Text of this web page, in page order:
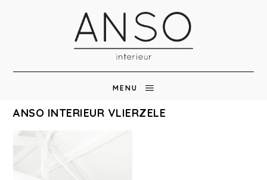
MENU
ANSO INTERIEUR VLIERZELE